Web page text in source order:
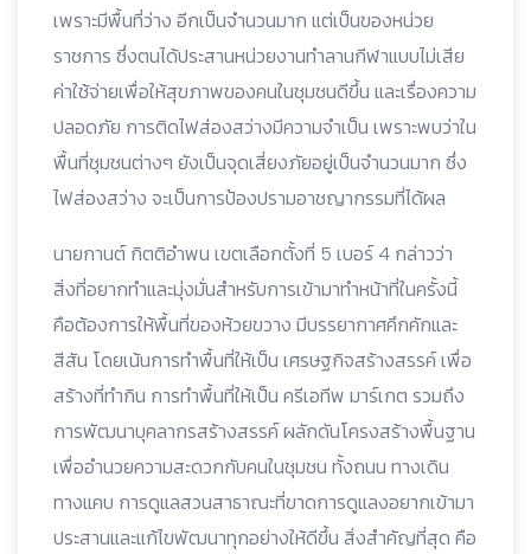
เพราะมีพื้นที่ว่าง อีกเป็นจำนวนมาก แต่เป็นของหน่วย
ราชการ ซึ่งตนได้ประสานหน่วยงานทำลานกีฬาแบบไม่เสีย
ค่าใช้จ่ายเพื่อให้สุขภาพของคนในชุมชนดีขึ้น และเรื่องความ
ปลอดภัย การติดไฟส่องสว่างมีความจำเป็น เพราะพบว่าใน
พื้นที่ชุมชนต่างๆ ยังเป็นจุดเสี่ยงภัยอยู่เป็นจำนวนมาก ซึ่ง
ไฟส่องสว่าง จะเป็นการป้องปรามอาชญากรรมที่ได้ผล
นายกานต์ กิตติอำพน เขตเลือกตั้งที่ 5 เบอร์ 4 กล่าวว่า
สิ่งที่อยากทำและมุ่งมั่นสำหรับการเข้ามาทำหน้าที่ในครั้งนี้
คือต้องการให้พื้นที่ของห้วยขวาง มีบรรยากาศคึกคักและ
สีสัน โดยเน้นการทำพื้นที่ให้เป็น เศรษฐกิจสร้างสรรค์ เพื่อ
สร้างที่ทำกิน การทำพื้นที่ให้เป็น ครีเอทีพ มาร์เกต รวมถึง
การพัฒนาบุคลากรสร้างสรรค์ ผลักดันโครงสร้างพื้นฐาน
เพื่ออำนวยความสะดวกกับคนในชุมชน ทั้งถนน ทางเดิน
ทางแคบ การดูแลสวนสาธาณะที่ขาดการดูแลงอยากเข้ามา
ประสานและแก้ไขพัฒนาทุกอย่างให้ดีขึ้น สิ่งสำคัญที่สุด คือ